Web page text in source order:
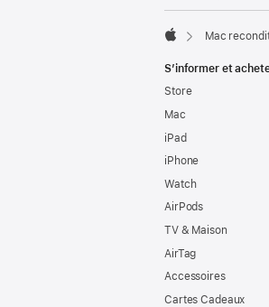
Mac
S’informer et
Store
Mac
iPad
iPhone
Watch
AirPods
TV & Maison
AirTag
Accessoires
Cartes Cadeaux